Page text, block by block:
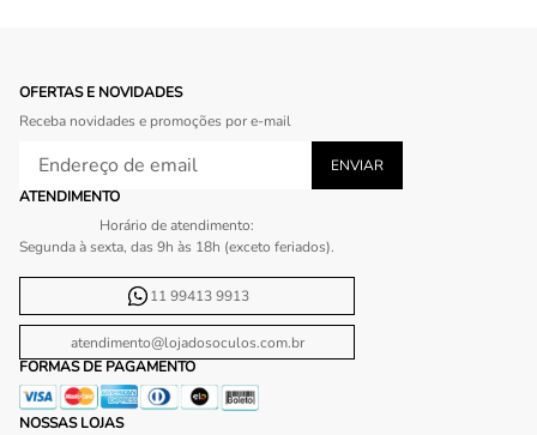
OFERTAS E NOVIDADES
Receba novidades e promoções por e-mail
ATENDIMENTO
Horário de atendimento:
Segunda à sexta, das 9h às 18h (exceto feriados).
11 99413 9913
atendimento@lojadosoculos.com.br
FORMAS DE PAGAMENTO
NOSSAS LOJAS